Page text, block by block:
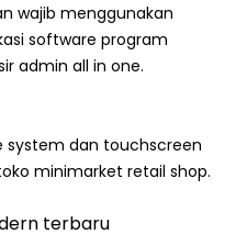
wajib menggunakan
software program
admin all in one.
system dan touchscreen
minimarket retail shop.
terbaru